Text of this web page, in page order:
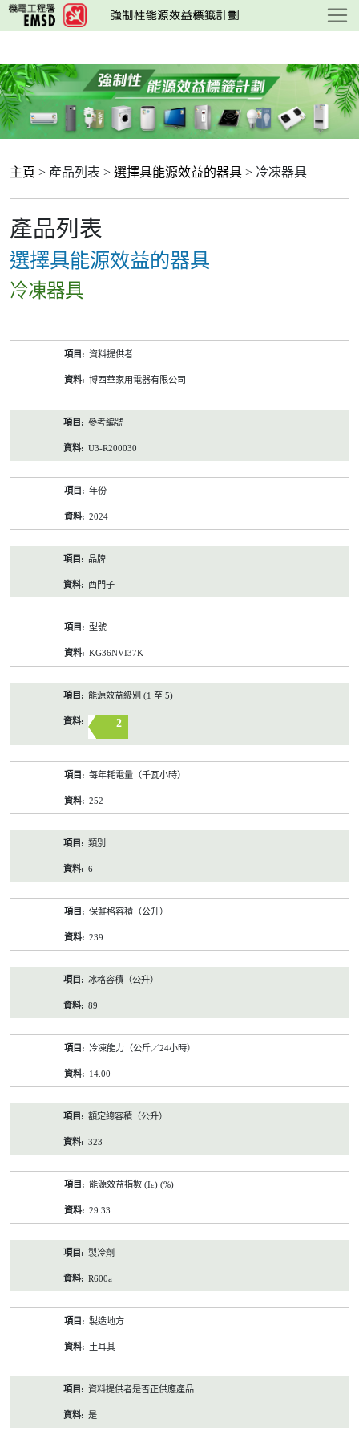
跳
至
要
內
容
主頁 > 產品列表 > 選擇具能源效益的器具 > 冷凍器具
產品列表
選擇具能源效益的器具
冷凍器具
資料提供者
博西華家用電器有限公司
參考編號
U3-R200030
年份
2024
品牌
西門子
型號
KG36NVI37K
能源效益級別 (1 至 5)
2
每年耗電量（千瓦小時）
252
類別
6
保鮮格容積（公升）
239
冰格容積（公升）
89
冷凍能力（公斤／24小時）
14.00
額定總容積（公升）
323
能源效益指數 (Iε) (%)
29.33
製冷劑
R600a
製造地方
土耳其
資料提供者是否正供應產品
是